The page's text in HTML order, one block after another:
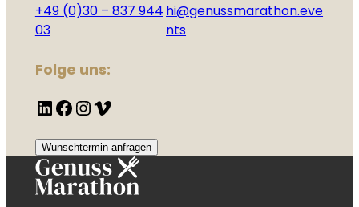
+49 (0)30 – 837 944
03
hi@genussmarathon.eve
nts
Folge uns:
LinkedIn Facebook InstagramVimeo
Wunschtermin anfragen